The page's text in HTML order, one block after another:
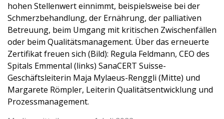
hohen Stellenwert einnimmt, beispielsweise bei der
Schmerzbehandlung, der Ernährung, der palliativen
Betreuung, beim Umgang mit kritischen Zwischenfällen
oder beim Qualitätsmanagement. Über das erneuerte
Zertifikat freuen sich (Bild): Regula Feldmann, CEO des
Spitals Emmental (links) SanaCERT Suisse-
Geschäftsleiterin Maja Mylaeus-Renggli (Mitte) und
Margarete Römpler, Leiterin Qualitätsentwicklung und
Prozessmanagement.